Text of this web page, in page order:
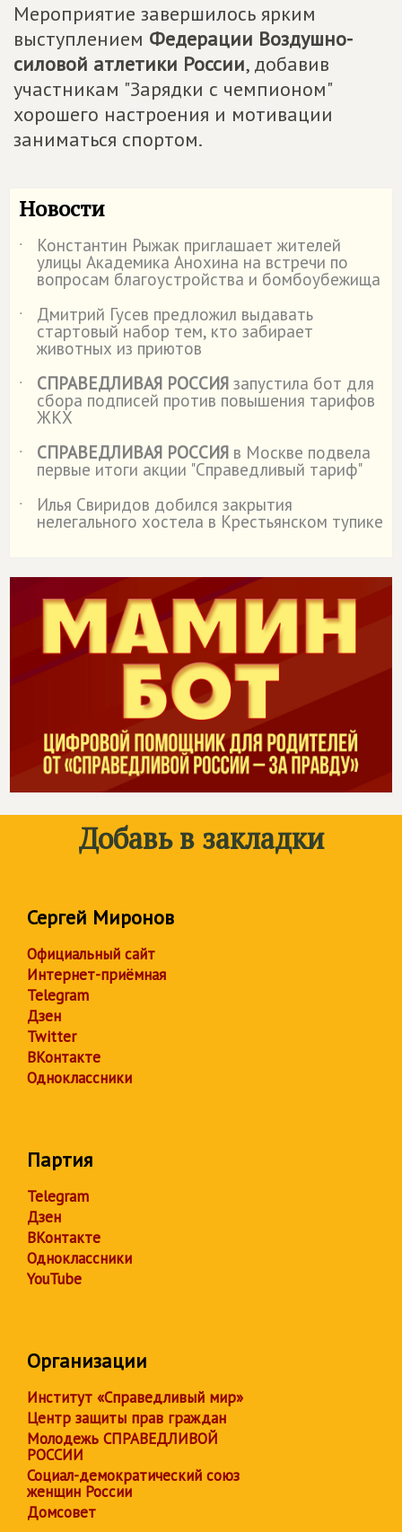
Мероприятие завершилось ярким
выступлением Федерации Воздушно-
силовой атлетики России, добавив
участникам "Зарядки с чемпионом"
хорошего настроения и мотивации
заниматься спортом.
Новости
˙ Константин Рыжак приглашает жителей
улицы Академика Анохина на встречи по
вопросам благоустройства и бомбоубежища
˙
Дмитрий Гусев предложил выдавать
стартовый набор тем, кто забирает
животных из приютов
˙
СПРАВЕДЛИВАЯ РОССИЯ запустила бот для
сбора подписей против повышения тарифов
ЖКХ
˙
СПРАВЕДЛИВАЯ РОССИЯ в Москве подвела
первые итоги акции "Справедливый тариф"
˙
Илья Свиридов добился закрытия
нелегального хостела в Крестьянском тупике
Добавь в закладки
Сергей Миронов
Официальный сайт
Интернет-приёмная
Telegram
Дзен
Twitter
ВКонтакте
Одноклассники
Партия
Telegram
Дзен
ВКонтакте
Одноклассники
YouTube
Организации
Институт «Справедливый мир»
Центр защиты прав граждан
Молодежь СПРАВЕДЛИВОЙ
РОССИИ
Социал-демократический союз
женщин России
Домсовет